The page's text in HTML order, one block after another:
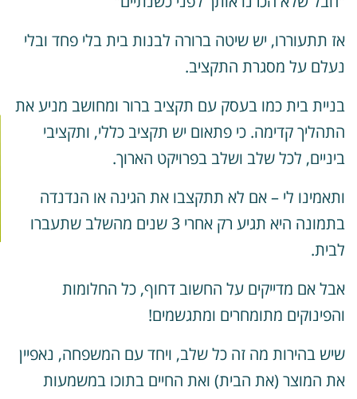
תתעוררו, יש שיטה ברורה לבנות בית בלי פחד ובלי
על מסגרת התקציב.
בית כמו בעסק עם תקציב ברור ומחושב מניע את
קדימה. כי פתאום יש תקציב כללי, ותקציבי
לכל שלב ושלב בפרויקט הארוך.
לי – אם לא תתקצבו את הגינה או הנדנדה
בתמונה היא תגיע רק אחרי 3 שנים מהשלב שתעברו
אם מדייקים על החשוב דחוף, כל החלומות
מתומחרים ומתגשמים!
בהירות מה זה כל שלב, ויחד עם המשפחה, נאפיין
המוצר (את הבית) ואת החיים בתוכו במשמעות